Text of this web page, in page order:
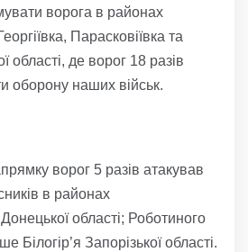
ворога в районах
Парасковіївка та
області, де ворог 18 разів
оборону наших військ.
ворог 5 разів атакував
в районах
області; Роботиного
Білогір’я Запорізької області.